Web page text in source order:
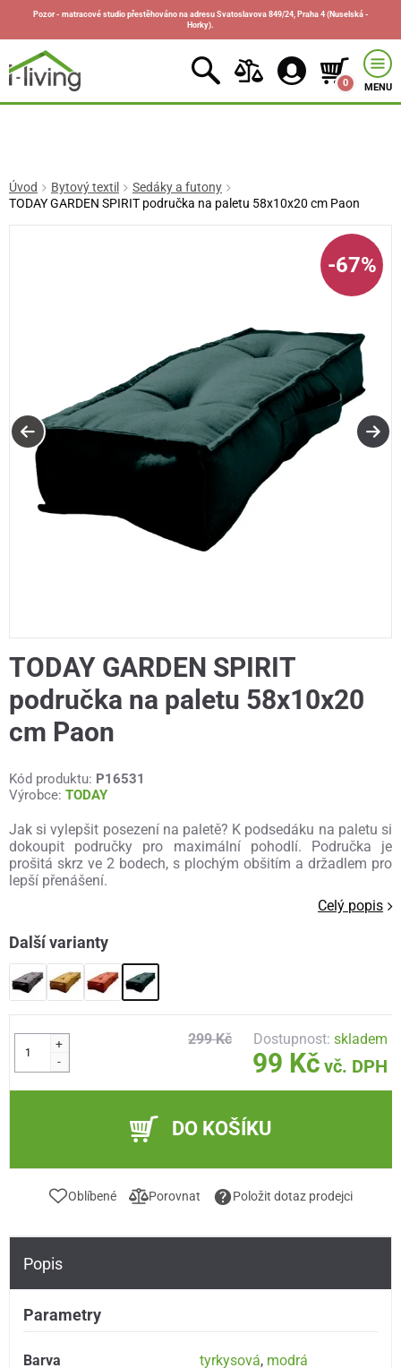
Pozor - matracové studio přestěhováno na adresu Svatoslavova 849/24, Praha 4 (Nuselská -
Horky).
0 MENU
Úvod Bytový textil
Sedáky a futony
TODAY GARDEN SPIRIT područka na paletu 58x10x20 cm Paon
-67%
TODAY GARDEN SPIRIT
područka na paletu 58x10x20
cm Paon
Kód produktu: P16531
Výrobce: TODAY
Jak si vylepšit posezení na paletě? K podsedáku na paletu si
dokoupit područky pro maximální pohodlí. Područka je
prošitá skrz ve 2 bodech, s plochým obšitím a držadlem pro
lepší přenášení.
Celý popis
Další varianty
+
-
299 Kč Dostupnost:skladem
99 Kč vč. DPH
DO KOŠÍKU
Oblíbené Porovnat Položit dotaz prodejci
Popis
Parametry
Barva tyrkysová, modrá